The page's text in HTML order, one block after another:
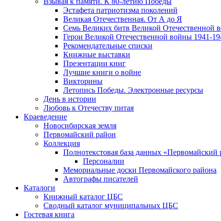
Эcтафета патриотизма поколений
Великая Отечественная. От А до Я
Семь Великих битв Великой Отечественной
Герои Великой Отечественной войны 1941-
Рекомендательные списки
Книжные выставки
Презентации книг
Лучшие книги о войне
Викторины
Летопись Победы. Электронные ресурсы
День в истории
Любовь к Отечеству питая
Краеведение
Новосибирская земля
Первомайский район
Коллекция
Полнотекстовая база данных «Первомайский
Персоналии
Мемориальные доски Первомайского района
Автографы писателей
Каталоги
Книжный каталог ЦБС
Сводный каталог муниципальных ЦБС
Гостевая книга